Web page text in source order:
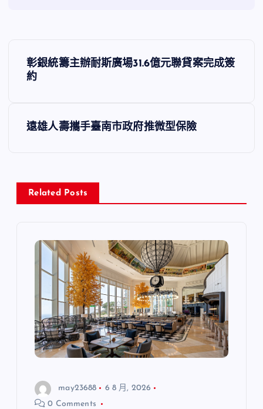
文
章
覽
彰銀統籌主辦耐斯廣場31.6億元聯貸案完成簽
約
遠雄人壽攜手臺南市政府推微型保險
Related Posts
may23688
6 8 月, 2026
0 Comments